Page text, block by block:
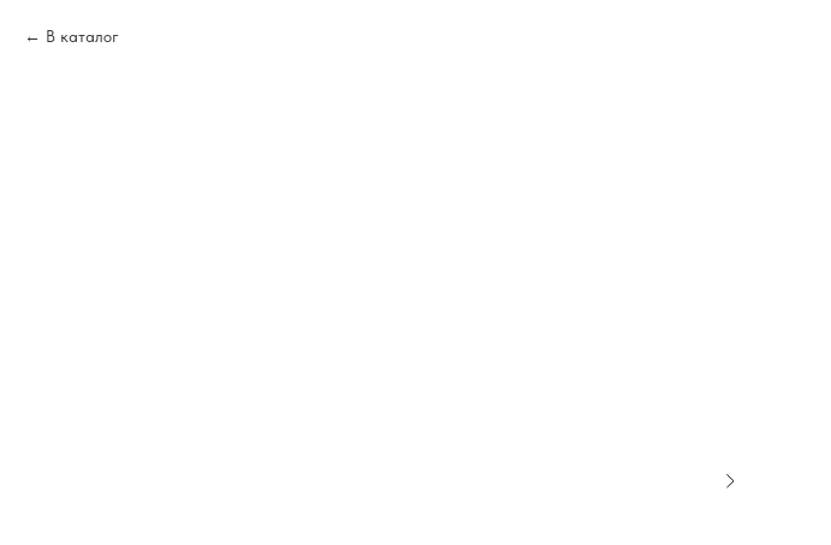
В каталог